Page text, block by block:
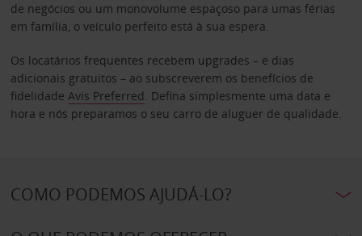
de negócios ou um monovolume espaçoso para umas férias
em família, o veículo perfeito está à sua espera.
Os locatários frequentes recebem upgrades – e dias
adicionais gratuitos – ao subscreverem os benefícios de
fidelidade Avis Preferred. Defina simplesmente uma data e
hora e nós preparamos o seu carro de aluguer de qualidade.
COMO PODEMOS AJUDÁ-LO?